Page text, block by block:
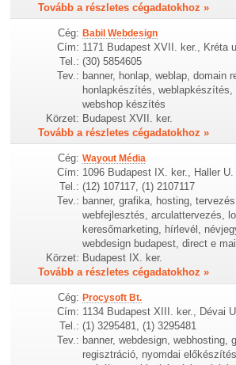
Tovább a részletes cégadatokhoz »
Cég: Babil Webdesign
Cím: 1171 Budapest XVII. ker., Kréta
Tel.: (30) 5854605
Tev.: banner, honlap, weblap, domain
honlapkészítés,
webshop készítés
Körzet: Budapest XVII. ker.
Tovább a részletes cégadatokhoz »
Cég: Wayout Média
Cím: 1096 Budapest IX. ker., Haller U.
Tel.: (12) 107117, (1) 2107117
Tev.: banner, grafika, hosting,
webfejlesztés, arculattervezés,
keresőmarketing, hírlevél,
webdesign budapest, direct e mail
Körzet: Budapest IX. ker.
Tovább a részletes cégadatokhoz »
Cég: Procysoft Bt.
Cím: 1134 Budapest XIII. ker., Dévai
Tel.: (1) 3295481, (1) 3295481
Tev.: banner, webdesign, webhosting,
regisztráció, nyomdai